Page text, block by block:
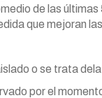
de las
que mejoran
o se trata
por el